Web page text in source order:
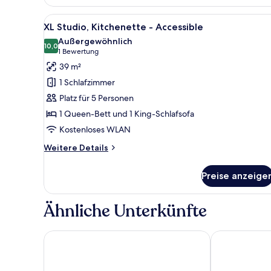
Studio
with
Kitchenette
Alle
Fotos
für
XL
Studio,
Kitchenette
-
Accessible
anzeigen
Ein modernes Hotelzimmer
7
XL Studio, Kitchenette - Accessible
10,010,0 von 10
Außergewöhnlich
1 Bewertung
(1
Bewertung)
39 m²
1 Schlafzimmer
Platz für 5 Personen
1 Queen-Bett und 1 King-Schlafsofa
Kostenloses WLAN
Weitere Details
Weitere
Studio,
Kitchenette
-
Preise
Ähnliche Unterkünfte
Novotel Hamburg City Alster Aparthotel